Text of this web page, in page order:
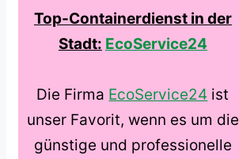
Top-Containerdienst in der
Stadt: EcoService24
Die Firma EcoService24 ist
unser Favorit, wenn es um die
günstige und professionelle